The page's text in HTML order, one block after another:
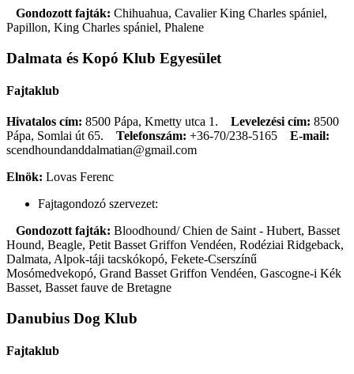
Gondozott fajták: Chihuahua, Cavalier King Charles spániel,
Papillon, King Charles spániel, Phalene
Dalmata és Kopó Klub Egyesület
Fajtaklub
Hivatalos cím: 8500 Pápa, Kmetty utca 1. Levelezési cím: 8500
Pápa, Somlai út 65.
Telefonszám: +36-70/238-5165
E-mail:
scendhoundanddalmatian@gmail.com
Elnök: Lovas Ferenc
Fajtagondozó szervezet:
Gondozott fajták: Bloodhound/ Chien de Saint - Hubert, Basset
Hound, Beagle, Petit Basset Griffon Vendéen, Rodéziai Ridgeback,
Dalmata, Alpok-táji tacskókopó, Fekete-Cserszínű
Mosómedvekopó, Grand Basset Griffon Vendéen, Gascogne-i Kék
Basset, Basset fauve de Bretagne
Danubius Dog Klub
Fajtaklub